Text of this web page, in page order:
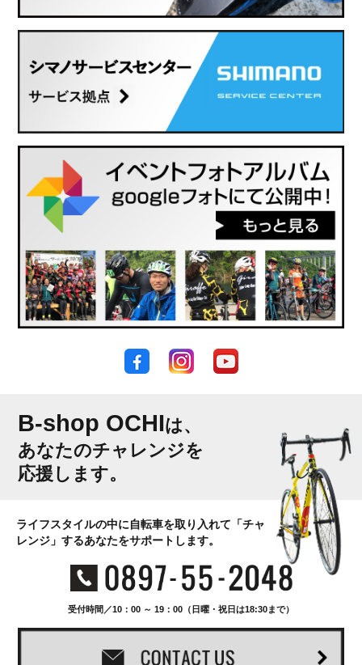
B-shop OCHIは、
あなたのチャレンジを
応援します。
ライフスタイルの中に自転車を取り入れて「チャ
レンジ」するあなたをサポートします。
受付時間／10：00 ～ 19：00（日曜・祝日は18:30まで）